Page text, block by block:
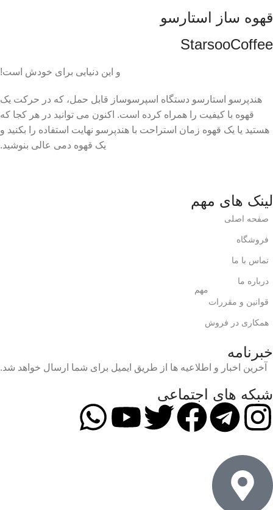
قهوه ساز استارسو
StarsooCoffee
و این دنیایی برای خودش است!
هندپرسو استارسو دستگاه اسپرسوساز قابل حمل، که در حرکت یک
قهوه با کیفیت را همراه کرده است. اکنون می توانید در هر کجا که
هستید یا یک قهوه زمان استراحت با هندپرسو نهایت استفاده را بکنید و
یک قهوه دمی عالی بنوشید.
لینک های مهم
صفحه اصلی
فروشگاه
تماس با ما
درباره ما
قوانین و مقررات
مهم
همکاری در فروش
خبرنامه
آخرین اخبار و اطلاعیه ها از طریق ایمیل برای شما ارسال خواهد شد.
شبکه های اجتماعی